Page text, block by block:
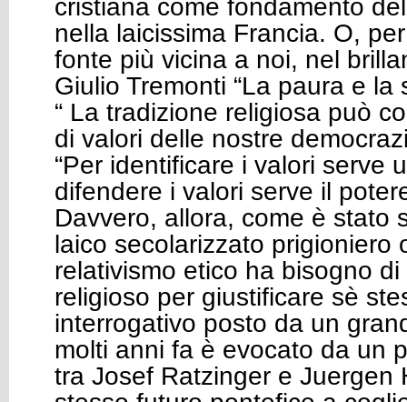
cristiana come fondamento
nella laicissima Francia. O,
fonte più vicina a noi, nel
Giulio Tremonti “La paura e la
“ La tradizione religiosa può
di valori delle nostre
“Per identificare i valori serve
difendere i valori serve il
Davvero, allora, come è stato
laico secolarizzato prigioniero
relativismo etico ha bisogno
religioso per giustificare sè
interrogativo posto da un
molti anni fa è evocato da un
tra Josef Ratzinger e Juergen